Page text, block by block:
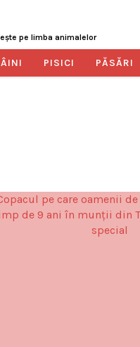
pe limba animalelor
PISICI PĂSĂRI